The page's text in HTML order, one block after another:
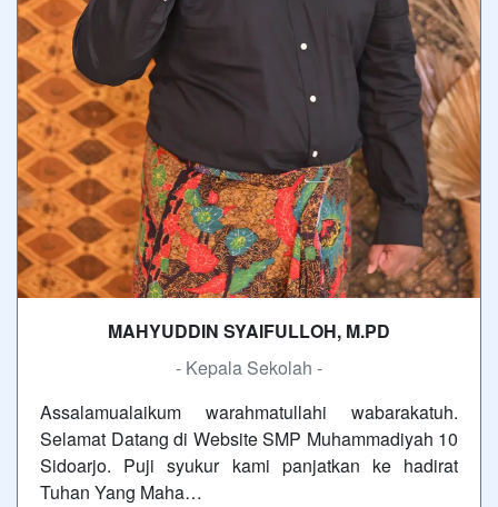
MAHYUDDIN SYAIFULLOH, M.PD
- Kepala Sekolah -
Assalamualaikum warahmatullahi wabarakatuh.
Selamat Datang di Website SMP Muhammadiyah 10
Sidoarjo. Puji syukur kami panjatkan ke hadirat
Tuhan Yang Maha…